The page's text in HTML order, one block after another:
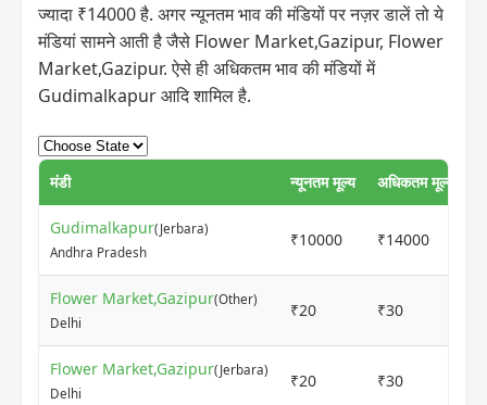
ज्यादा ₹14000 है. अगर न्यूनतम भाव की मंडियों पर नज़र डालें तो ये
मंडियां सामने आती है जैसे Flower Market,Gazipur, Flower
Market,Gazipur. ऐसे ही अधिकतम भाव की मंडियों में
Gudimalkapur आदि शामिल है.
मंडी न्यूनतम मूल्य अधिकतम मूल्य
Gudimalkapur(Jerbara)
Andhra Pradesh
₹10000 ₹14000
Flower Market,Gazipur(Other)
Delhi
₹20 ₹30
Flower Market,Gazipur(Jerbara)
Delhi
₹20 ₹30